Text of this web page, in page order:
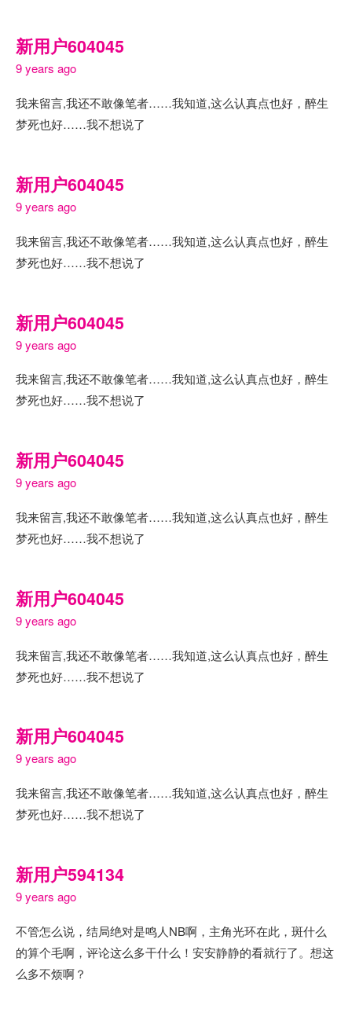
新用户604045
9 years ago
我来留言,我还不敢像笔者……我知道,这么认真点也好，醉生
梦死也好……我不想说了
新用户604045
9 years ago
我来留言,我还不敢像笔者……我知道,这么认真点也好，醉生
梦死也好……我不想说了
新用户604045
9 years ago
我来留言,我还不敢像笔者……我知道,这么认真点也好，醉生
梦死也好……我不想说了
新用户604045
9 years ago
我来留言,我还不敢像笔者……我知道,这么认真点也好，醉生
梦死也好……我不想说了
新用户604045
9 years ago
我来留言,我还不敢像笔者……我知道,这么认真点也好，醉生
梦死也好……我不想说了
新用户604045
9 years ago
我来留言,我还不敢像笔者……我知道,这么认真点也好，醉生
梦死也好……我不想说了
新用户594134
9 years ago
不管怎么说，结局绝对是鸣人NB啊，主角光环在此，斑什么
的算个毛啊，评论这么多干什么！安安静静的看就行了。想这
么多不烦啊？